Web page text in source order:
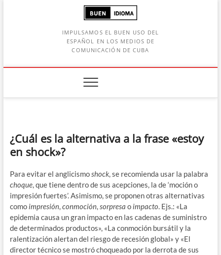
IMPULSAMOS EL BUEN USO DEL
ESPAÑOL EN LOS MEDIOS DE
COMUNICACIÓN DE CUBA
¿Cuál es la alternativa a la frase «estoy
en shock»?
Para evitar el anglicismoshock, se recomienda usar la palabra
choque, que tiene dentro de sus acepciones, la de ‘moción o
impresión fuertes’. Asimismo, se proponen otras alternativas
como impresión,conmoción,sorpresa o impacto. Ejs.: «La
epidemia causa un gran impacto en las cadenas de suministro
de determinados productos», «La conmoción bursátil y la
ralentización alertan del riesgo de recesión global» y «El
director técnico se mostró choqueado por la derrota de sus